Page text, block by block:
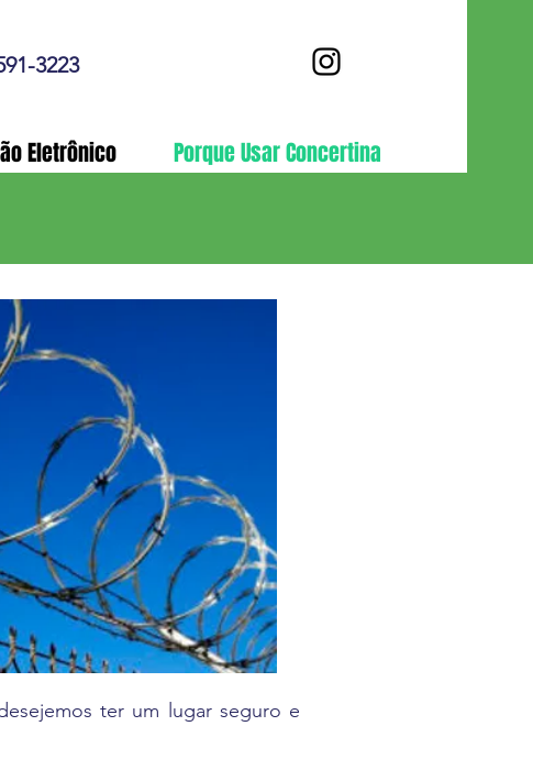
3223
Eletrônico Porque Usar Concertina
ter um lugar seguro e